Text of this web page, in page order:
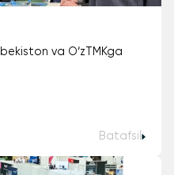
va O‘zTMKga
Batafsil